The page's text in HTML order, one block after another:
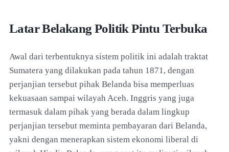
Latar Belakang Politik Pintu Terbuka
Awal dari terbentuknya sistem politik ini adalah traktat
Sumatera yang dilakukan pada tahun 1871, dengan
perjanjian tersebut pihak Belanda bisa memperluas
kekuasaan sampai wilayah Aceh. Inggris yang juga
termasuk dalam pihak yang berada dalam lingkup
perjanjian tersebut meminta pembayaran dari Belanda,
yakni dengan menerapkan sistem ekonomi liberal di